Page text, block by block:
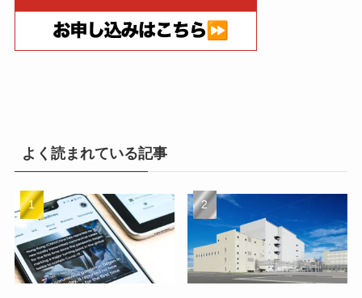
よく読まれている記事